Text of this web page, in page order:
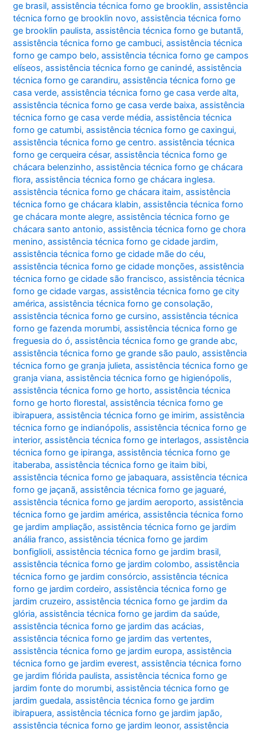
ge brasil,assistência técnica forno ge brooklin,assistência
técnica forno ge brooklin novo,assistência técnica forno
ge brooklin paulista,assistência técnica forno ge butantã,
assistência técnica forno ge cambuci,assistência técnica
forno ge campo belo,assistência técnica forno ge campos
elíseos,assistência técnica forno ge canindé,assistência
técnica forno ge carandiru,assistência técnica forno ge
casa verde,assistência técnica forno ge casa verde alta,
assistência técnica forno ge casa verde baixa,assistência
técnica forno ge casa verde média,assistência técnica
forno ge catumbi,assistência técnica forno ge caxingui,
assistência técnica forno ge centro. assistência técnica
forno ge cerqueira césar,assistência técnica forno ge
chácara belenzinho,assistência técnica forno ge chácara
flora,assistência técnica forno ge chácara inglesa.
assistência técnica forno ge chácara itaim,assistência
técnica forno ge chácara klabin,assistência técnica forno
ge chácara monte alegre,assistência técnica forno ge
chácara santo antonio,assistência técnica forno ge chora
menino,assistência técnica forno ge cidade jardim,
assistência técnica forno ge cidade mãe do céu,
assistência técnica forno ge cidade monções,assistência
técnica forno ge cidade são francisco,assistência técnica
forno ge cidade vargas,assistência técnica forno ge city
américa,assistência técnica forno ge consolação,
assistência técnica forno ge cursino,assistência técnica
forno ge fazenda morumbi,assistência técnica forno ge
freguesia do ó,assistência técnica forno ge grande abc,
assistência técnica forno ge grande são paulo,assistência
técnica forno ge granja julieta,assistência técnica forno ge
granja viana,assistência técnica forno ge higienópolis,
assistência técnica forno ge horto,assistência técnica
forno ge horto florestal,assistência técnica forno ge
ibirapuera,assistência técnica forno ge imirim,assistência
técnica forno ge indianópolis,assistência técnica forno ge
interior,assistência técnica forno ge interlagos,assistência
técnica forno ge ipiranga,assistência técnica forno ge
itaberaba,assistência técnica forno ge itaim bibi,
assistência técnica forno ge jabaquara,assistência técnica
forno ge jaçanã,assistência técnica forno ge jaguaré,
assistência técnica forno ge jardim aeroporto,assistência
técnica forno ge jardim américa,assistência técnica forno
ge jardim ampliação,assistência técnica forno ge jardim
anália franco,assistência técnica forno ge jardim
bonfiglioli,assistência técnica forno ge jardim brasil,
assistência técnica forno ge jardim colombo,assistência
técnica forno ge jardim consórcio,assistência técnica
forno ge jardim cordeiro,assistência técnica forno ge
jardim cruzeiro,assistência técnica forno ge jardim da
glória,assistência técnica forno ge jardim da saúde,
assistência técnica forno ge jardim das acácias,
assistência técnica forno ge jardim das vertentes,
assistência técnica forno ge jardim europa,assistência
técnica forno ge jardim everest,assistência técnica forno
ge jardim flórida paulista,assistência técnica forno ge
jardim fonte do morumbi,assistência técnica forno ge
jardim guedala,assistência técnica forno ge jardim
ibirapuera,assistência técnica forno ge jardim japão,
assistência técnica forno ge jardim leonor,assistência